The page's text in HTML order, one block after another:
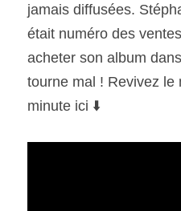
jamais diffusées.
était numéro des
acheter son album
tourne mal ! Revivez le
minute ici ⬇️